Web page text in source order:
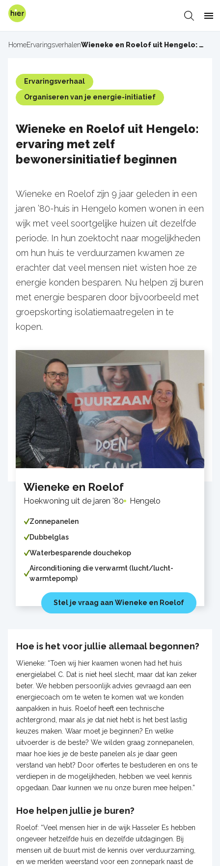
Overslaan
Zoeken
Kruimelpad
HomeErvaringsverhalen Wieneke en Roelof uit Hengelo: ervaring met zelf bewonersinitiatief beginnen
Ervaringsverhaal
Organiseren van je energie-initiatief
Wieneke en Roelof uit Hengelo:
ervaring met zelf
bewonersinitiatief beginnen
Wieneke en Roelof zijn 9 jaar geleden in een
jaren ’80-huis in Hengelo komen wonen in een
wijk met veel soortgelijke huizen uit dezelfde
periode. In hun zoektocht naar mogelijkheden
om hun huis te verduurzamen kwamen ze
erachter dat veel mensen niet wisten hoe ze
energie konden besparen. Nu helpen zij buren
met energie besparen door bijvoorbeeld met
groepskorting isolatiemaatregelen in te
kopen.
Wieneke en Roelof
Hoekwoning uit de jaren '80 Hengelo
Zonnepanelen
Dubbelglas
Waterbesparende douchekop
Airconditioning die verwarmt (lucht/lucht-
warmtepomp)
Stel je vraag aan Wieneke en Roelof
Hoe is het voor jullie allemaal begonnen?
Wieneke: “Toen wij hier kwamen wonen had het huis
energielabel C. Dat is niet heel slecht, maar dat kan zeker
beter. We hebben persoonlijk advies gevraagd aan een
energiecoach om te weten te komen wat we konden
aanpakken in huis. Roelof heeft een technische
achtergrond, maar als je dat niet hebt is het best lastig
keuzes maken. Waar moet je beginnen? En welke
uitvoerder is de beste? We wilden graag zonnepanelen,
maar hoe kies je de beste panelen als je daar geen
verstand van hebt? Door offertes te bestuderen en ons te
verdiepen in de mogelijkheden, hebben we veel kennis
opgedaan. Daar kunnen we nu onze buren mee helpen.”
Hoe helpen jullie je buren?
Roelof: “Veel mensen hier in de wijk Hasseler Es hebben
ongeveer hetzelfde huis en dezelfde uitdagingen. Bij
mensen uit de buurt mist de kennis over verduurzaming,
en we merkten weerstand voor een zonnepark naast de